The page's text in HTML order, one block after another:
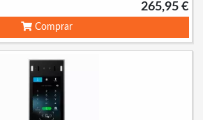
265,95 €
Comprar